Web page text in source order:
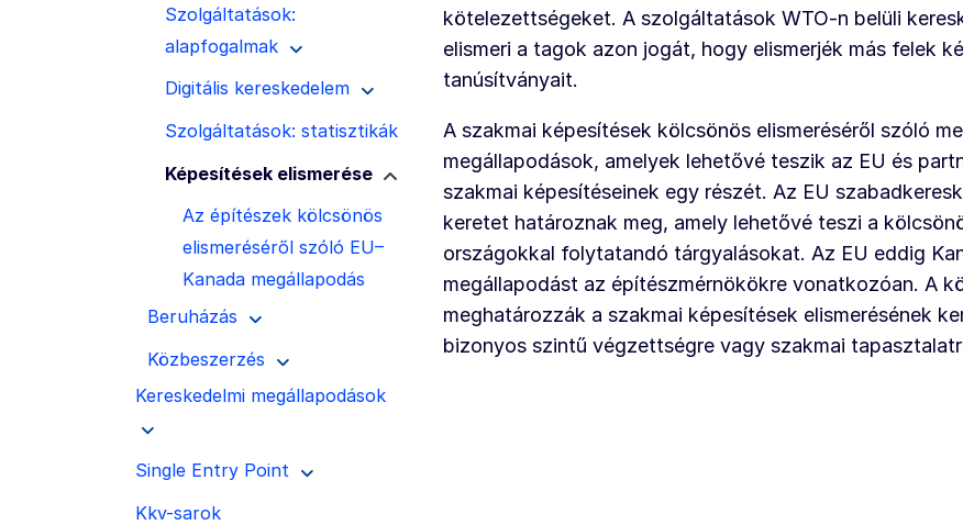
Szolgáltatások:
alapfogalmak
Digitális kereskedelem
Szolgáltatások: statisztikák
Képesítések elismerése
Az építészek kölcsönös
elismeréséről szóló EU–
Kanada megállapodás
Beruházás
Közbeszerzés
Kereskedelmi megállapodások
Single Entry Point
Kkv-sarok
kötelezettségeket. A szolgáltatások WTO-n belüli
elismeri a tagok azon jogát, hogy elismerjék más felek
tanúsítványait.
A szakmai képesítések kölcsönös elismeréséről szóló
megállapodások, amelyek lehetővé teszik az EU és
szakmai képesítéseinek egy részét. Az EU
keretet határoznak meg, amely lehetővé teszi a
országokkal folytatandó tárgyalásokat. Az EU eddig
megállapodást az építészmérnökökre vonatkozóan. A
meghatározzák a szakmai képesítések elismerésének
bizonyos szintű végzettségre vagy szakmai